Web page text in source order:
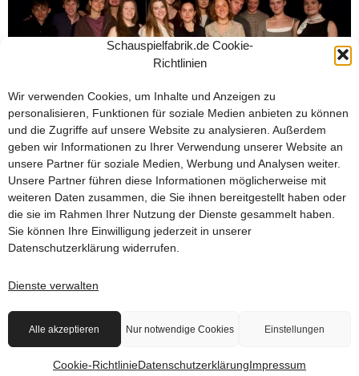
Schauspielfabrik.de Cookie-
Richtlinien
Wir verwenden Cookies, um Inhalte und Anzeigen zu
personalisieren, Funktionen für soziale Medien anbieten zu können
und die Zugriffe auf unsere Website zu analysieren. Außerdem
geben wir Informationen zu Ihrer Verwendung unserer Website an
unsere Partner für soziale Medien, Werbung und Analysen weiter.
Unsere Partner führen diese Informationen möglicherweise mit
weiteren Daten zusammen, die Sie ihnen bereitgestellt haben oder
die sie im Rahmen Ihrer Nutzung der Dienste gesammelt haben.
Sie können Ihre Einwilligung jederzeit in unserer
Datenschutzerklärung widerrufen.
Dienste verwalten
Alle akzeptieren Nur notwendige Cookies Einstellungen
Cookie-RichtlinieDatenschutzerklärungImpressum
Unser Sommerkurs (18.–29. August) war intensiv, kreativ
und voller Spielfreude. Von Dialogarbeit bis Monolog –
unsere Teilnehmer:innen haben sich reingeworfen,
ausprobiert und am Ende bei einer kleinen Werkschau ihren
verdienten Applaus abgeholt.